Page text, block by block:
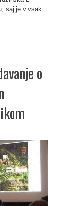
saj je v vsaki
o